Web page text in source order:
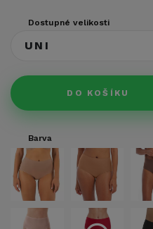
Dostupné velikosti
UNI
DO KOŠÍKU
Barva